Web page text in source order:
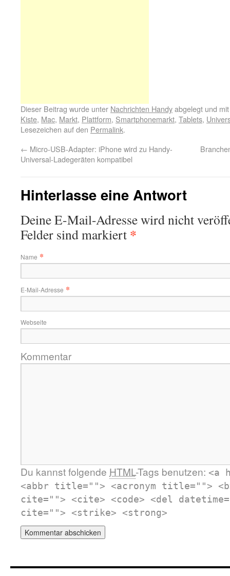
Dieser Beitrag wurde unter Nachrichten Handyabgelegt und
Kiste, Mac, Markt, Plattform, Smartphonemarkt, Tablets,
Lesezeichen auf den Permalink.
← Micro-USB-Adapter: iPhone wird zu Handy-
Universal-Ladegeräten kompatibel
Hinterlasse eine Antwort
Deine E-Mail-Adresse wird nicht
Felder sind markiert *
Name *
E-Mail-Adresse *
Webseite
Kommentar
Du kannst folgende HTML-Tags benutzen: <a
<abbr title=""> <acronym title="">
cite=""> <cite> <code> <del
cite=""> <strike> <strong>